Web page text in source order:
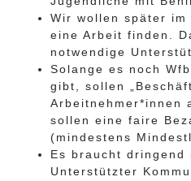
Wir wollen später
eine Arbeit finden.
notwendige
Solange es noch
gibt, sollen
Arbeitnehmer*innen
sollen eine faire
(mindestens
Es braucht dringend
Unterstützter